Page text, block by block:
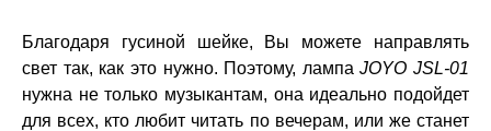
Благодаря гусиной шейке, Вы можете направлять
свет так, как это нужно. Поэтому, лампаJOYO JSL-01
нужна не только музыкантам, она идеально подойдет
для всех, кто любит читать по вечерам, или же станет